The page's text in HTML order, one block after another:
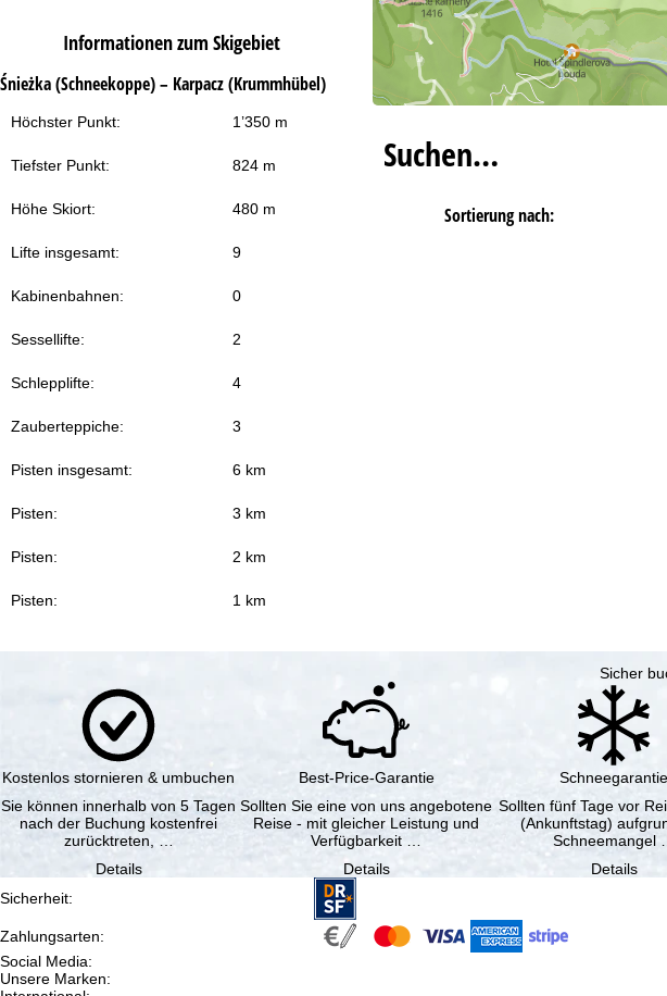
Informationen zum Skigebiet
Śnieżka (Schneekoppe) – Karpacz (Krummhübel)
Höchster Punkt: 1’350 m
Tiefster Punkt: 824 m
Höhe Skiort: 480 m
Lifte insgesamt: 9
Kabinenbahnen: 0
Sessellifte: 2
Schlepplifte: 4
Zauberteppiche: 3
Pisten insgesamt: 6 km
Pisten: 3 km
Pisten: 2 km
Pisten: 1 km
Suchen…
Sortierung nach:
Sicher
Kostenlos stornieren & umbuchen
Sie können innerhalb von 5 Tagen
nach der Buchung kostenfrei
zurücktreten, …
Details
Best-Price-Garantie
Sollten Sie eine von uns angebotene
Reise - mit gleicher Leistung und
Verfügbarkeit …
Details
Schneegarantie
Sollten fünf Tage vor
(Ankunftstag)
Schneemangel …
Details
Sicherheit:
Zahlungsarten:
Social Media:
Unsere Marken: